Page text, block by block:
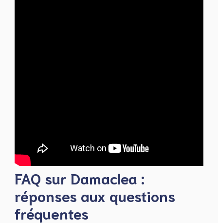
FAQ sur Damaclea :
réponses aux questions
fréquentes